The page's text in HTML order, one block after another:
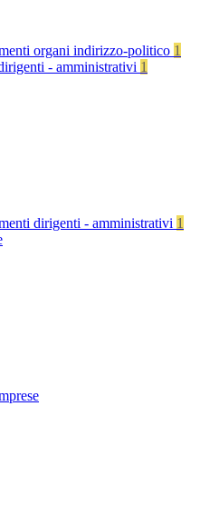
organi indirizzo-politico 1
- amministrativi 1
dirigenti - amministrativi 1